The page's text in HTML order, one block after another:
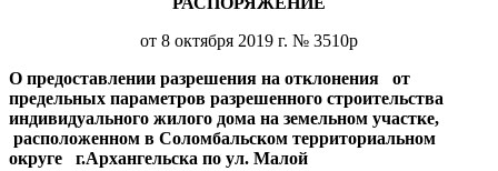
от 8 октября 2019 г. № 3510р
О предоставлении разрешения на отклонения от
предельных параметров разрешенного строительства
индивидуального жилого дома на земельном участке,
расположенном в Соломбальском территориальном
округе г.Архангельска по ул. Малой